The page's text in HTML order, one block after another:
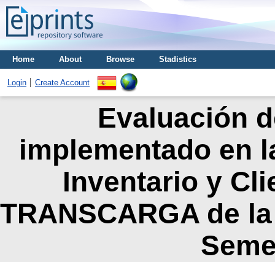
Home About Browse Stadistics
Login Create Account
Evaluación
implementado en
Inventario y
TRANSCARGA de